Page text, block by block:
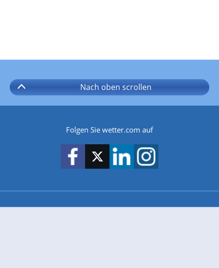
Nach oben scrollen
Folgen Sie wetter.com auf